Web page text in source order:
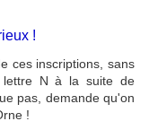
!
ces inscriptions, sans
N à la suite de
pas, demande qu'on
!